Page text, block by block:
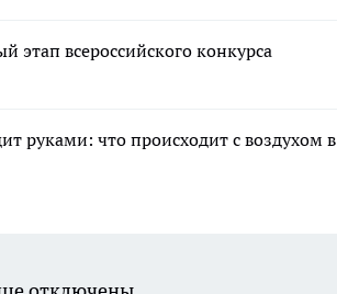
этап всероссийского конкурса
руками: что происходит с воздухом в